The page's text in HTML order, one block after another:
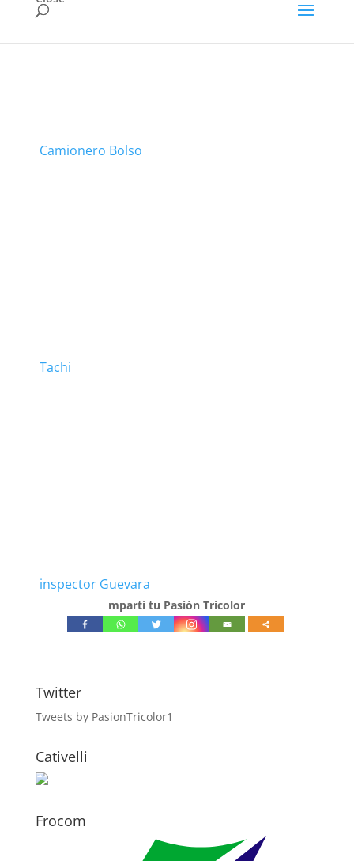
Camionero Bolso
Tachi
inspector Guevara
mpartí tu Pasión Tricolor
Twitter
Tweets by PasionTricolor1
Cativelli
Frocom